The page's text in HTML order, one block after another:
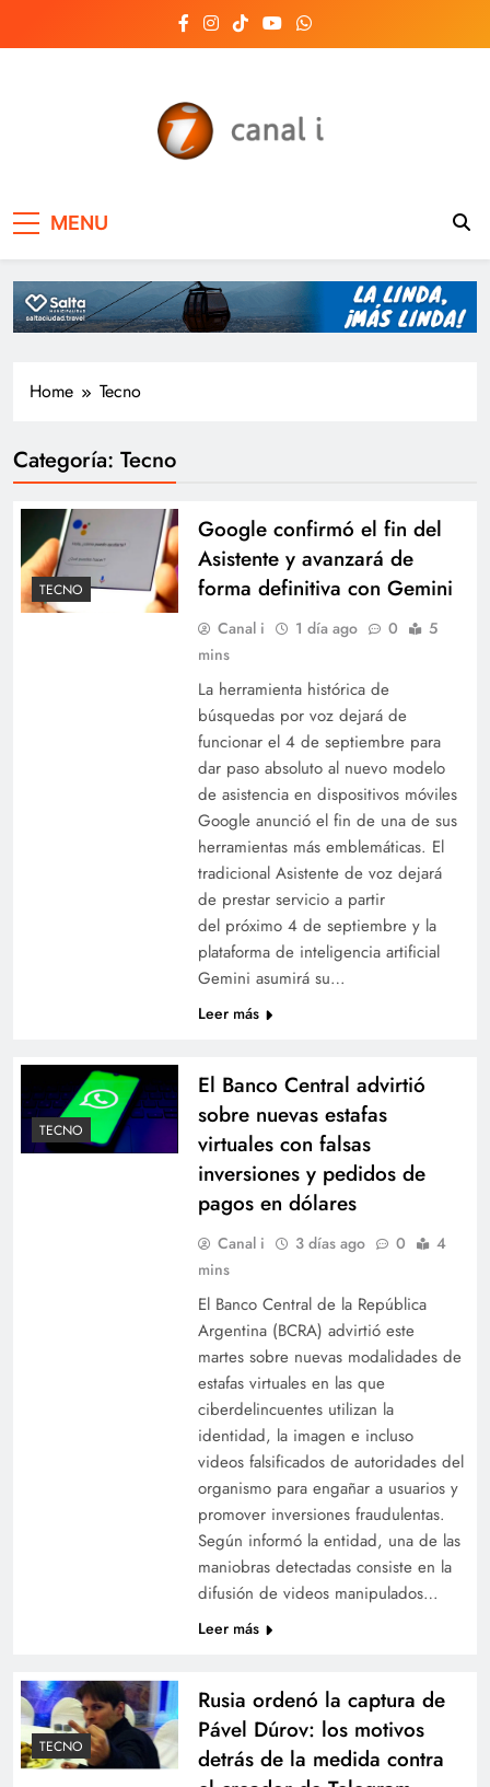
Salta, Argentina y el
mundo, las 24 horas
del día
MENU
Home Tecno
Categoría: Tecno
TECNO
Google confirmó el fin del
Asistente y avanzará de
forma definitiva con Gemini
Canal i 1 día ago 0
5
mins
La herramienta histórica de
búsquedas por voz dejará de
funcionar el 4 de septiembre para
dar paso absoluto al nuevo modelo
de asistencia en dispositivos móviles
Google anunció el fin de una de sus
herramientas más emblemáticas. El
tradicional Asistente de voz dejará
de prestar servicio a partir
del próximo 4 de septiembre y la
plataforma de inteligencia artificial
Gemini asumirá su…
Leer más
TECNO
El Banco Central advirtió
sobre nuevas estafas
virtuales con falsas
inversiones y pedidos de
pagos en dólares
Canal i 3 días ago 0
4
mins
El Banco Central de la República
Argentina (BCRA) advirtió este
martes sobre nuevas modalidades de
estafas virtuales en las que
ciberdelincuentes utilizan la
identidad, la imagen e incluso
videos falsificados de autoridades del
organismo para engañar a usuarios y
promover inversiones fraudulentas.
Según informó la entidad, una de las
maniobras detectadas consiste en la
difusión de videos manipulados…
Leer más
TECNO
Rusia ordenó la captura de
Pável Dúrov: los motivos
detrás de la medida contra